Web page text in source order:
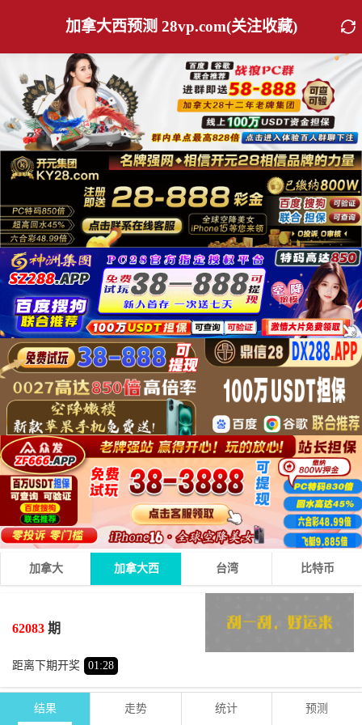
加拿大西预测 28vp.com(关注收藏)
加拿大 加拿大西 台湾 比特币
62083 期
距离下期开奖 01:27
0 + 7 + 4 = 11
期号 号码
结果 走势 统计 预测